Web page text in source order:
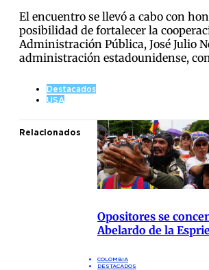
El encuentro se llevó a cabo con
posibilidad de fortalecer la
Administración Pública, José Julio
administración estadounidense,
Destacados
USA
Relacionados
Opositores se
Abelardo de la
COLOMBIA
DESTACADOS